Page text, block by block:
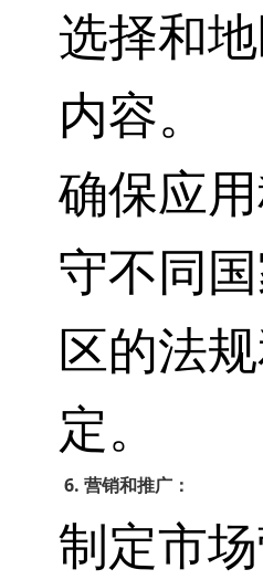
选择和
内容。
确保应
守不同
区的法
定。
6. 营销和推广：
制定市